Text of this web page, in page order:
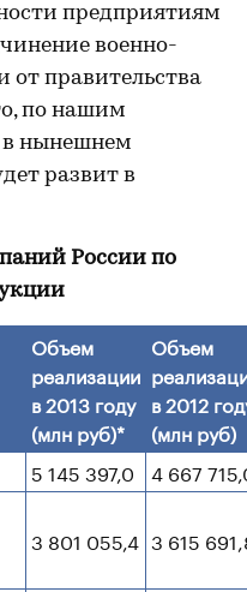
предприятиям
военно-
правительства
по нашим
в нынешнем
развит в
России по
Объем
реализации
в 2013 году
(млн руб)*
Объем
в 2012
(млн руб)
5 145 397,0 4 667
3 801 055,4 3 615